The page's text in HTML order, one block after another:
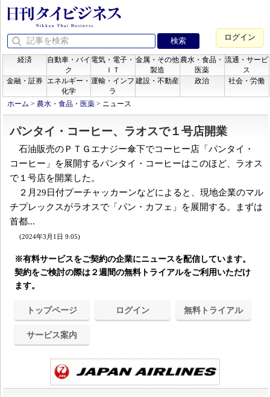
ログイン
経済
自動車・バイ
ク
電気・電子・
ＩＴ
金属・その他
製造
農水・食品・
医薬
流通・サービ
ス
金融・証券
エネルギー・
化学
運輸・インフ
ラ
建設・不動産 政治 社会・労働
ホーム > 農水・食品・医薬 > ニュース
パンタイ・コーヒー、ラオスで１号店開業
石油販売のＰＴＧエナジー傘下でコーヒー店「パンタイ・
コーヒー」を展開するパンタイ・コーヒーはこのほど、ラオス
で１号店を開業した。
２月29日付プーチャッカーンなどによると、現地企業のマル
チプレックスがラオスで「パン・カフェ」を展開する。まずは
首都...
(2024年3月1日 9:05)
※有料サービスをご契約の企業にニュースを配信しています。
契約をご検討の際は２週間の無料トライアルをご利用いただけ
ます。
トップページ ログイン 無料トライアル
サービス案内